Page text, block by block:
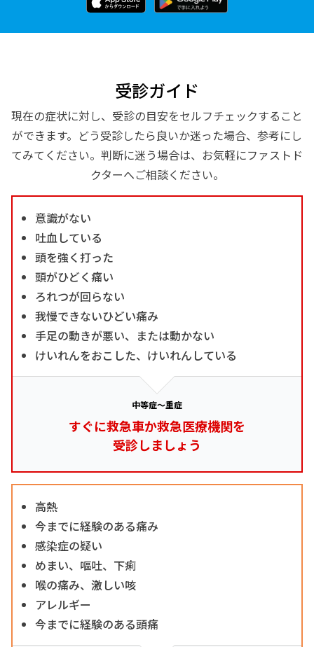
受診ガイド
現在の症状に対し、受診の目安をセルフチェックすること
ができます。どう受診したら良いか迷った場合、参考にし
てみてください。判断に迷う場合は、お気軽にファストド
クターへご相談ください。
意識がない
吐血している
頭を強く打った
頭がひどく痛い
ろれつが回らない
我慢できないひどい痛み
手足の動きが悪い、または動かない
けいれんをおこした、けいれんしている
中等症～重症
すぐに救急車か救急医療機関を
受診しましょう
高熱
今までに経験のある痛み
感染症の疑い
めまい、嘔吐、下痢
喉の痛み、激しい咳
アレルギー
今までに経験のある頭痛